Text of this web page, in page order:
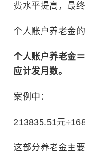
费水平提高，最
个人账户养老金
个人账户养老金
应计发月数。
案例中：
213835.51元
这部分养老金主